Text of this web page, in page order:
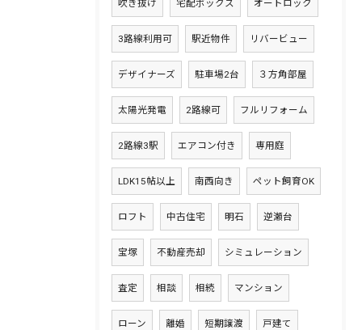
吹き抜け 宅配ボックス オートロック
3路線利用可 駅近物件 リバービュー
デザイナーズ 駐車場2台 ３方角部屋
太陽光発電 2路線可 フルリフォーム
2路線3駅 エアコン付き 専用庭
LDK15帖以上 南西向き ペット飼育OK
ロフト 中古住宅 明石 逆瀬台
宝塚 不動産売却 シミュレーション
査定 相談 相続 マンション
ローン 離婚 短期譲渡 戸建て